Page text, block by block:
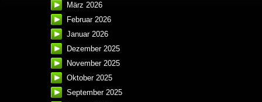
März 2026
Februar 2026
Januar 2026
Dezember 2025
November 2025
Oktober 2025
September 2025